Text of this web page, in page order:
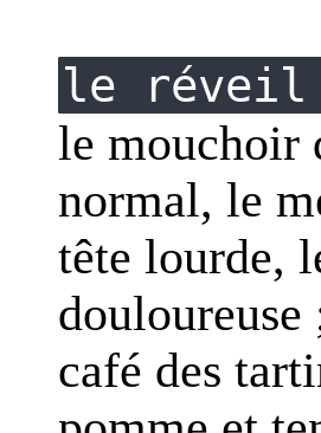
le réveil
le mouchoir
normal, le
tête lourde,
douloureuse
café des